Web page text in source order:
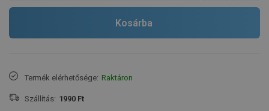
Kosárba
Termék elérhetősége: Raktáron
Szállítás: 1990 Ft